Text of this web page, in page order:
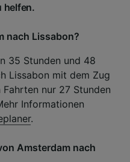
helfen.
nach Lissabon?
35 Stunden und 48
Lissabon mit dem Zug
nur 27 Stunden
Informationen
.
Amsterdam nach